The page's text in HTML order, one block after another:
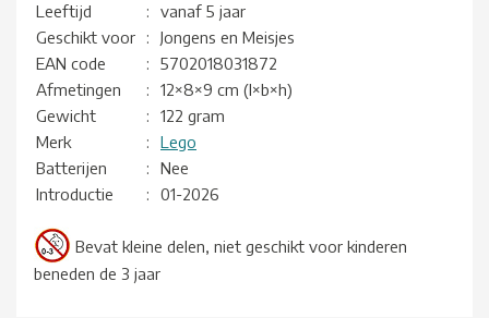
Leeftijd :
vanaf 5 jaar
Geschikt voor
:
Jongens en Meisjes
EAN code
:
5702018031872
Afmetingen
:
12×8×9 cm (l×b×h)
Gewicht
:
122 gram
Merk
:
Lego
Batterijen
:
Nee
Introductie
: 01-2026
Bevat kleine delen, niet geschikt voor kinderen
beneden de 3 jaar